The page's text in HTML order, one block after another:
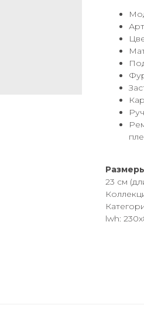
23 см
lwh: